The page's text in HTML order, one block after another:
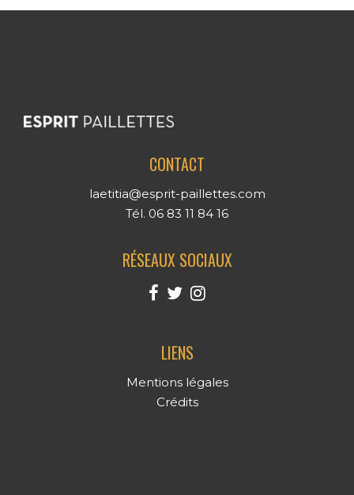
CONTACT
laetitia@esprit-paillettes.com
Tél. 06 83 11 84 16
RÉSEAUX SOCIAUX
LIENS
Mentions légales
Crédits